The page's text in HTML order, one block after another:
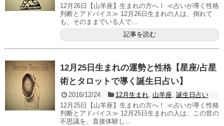
12月26日【山羊座】生まれの方へ！ ≪占いが導く性格
判断とアドバイス≫ 12月26日生まれの人は、倒れて
も、そのままでいる人で...
記事を読む
12月25日生まれの運勢と性格【星座/占星
術とタロットで導く誕生日占い】
2016/12/24 12月生まれ, 山羊座, 誕生日占い
12月25日【山羊座】生まれの方へ！ ≪占いが導く性格
判断とアドバイス≫ 12月25日生まれの人は、この世の
不思議を、直接体験し...